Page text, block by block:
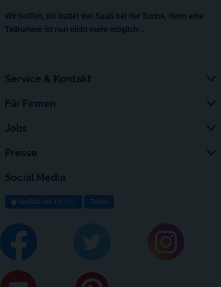
Wir hoffen, Ihr hattet viel Spaß bei der Suche, denn eine
Teilnahme ist nun nicht mehr möglich ...
Service & Kontakt
Für Firmen
Jobs
Presse
Social Media